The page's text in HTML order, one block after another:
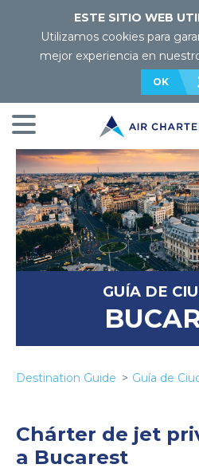
ESTE SITIO WEB
Utilizamos cookies para
mejor experiencia en
OK
GUÍA DE
Destination Guide Guía de
Chárter de jet
a Bucarest